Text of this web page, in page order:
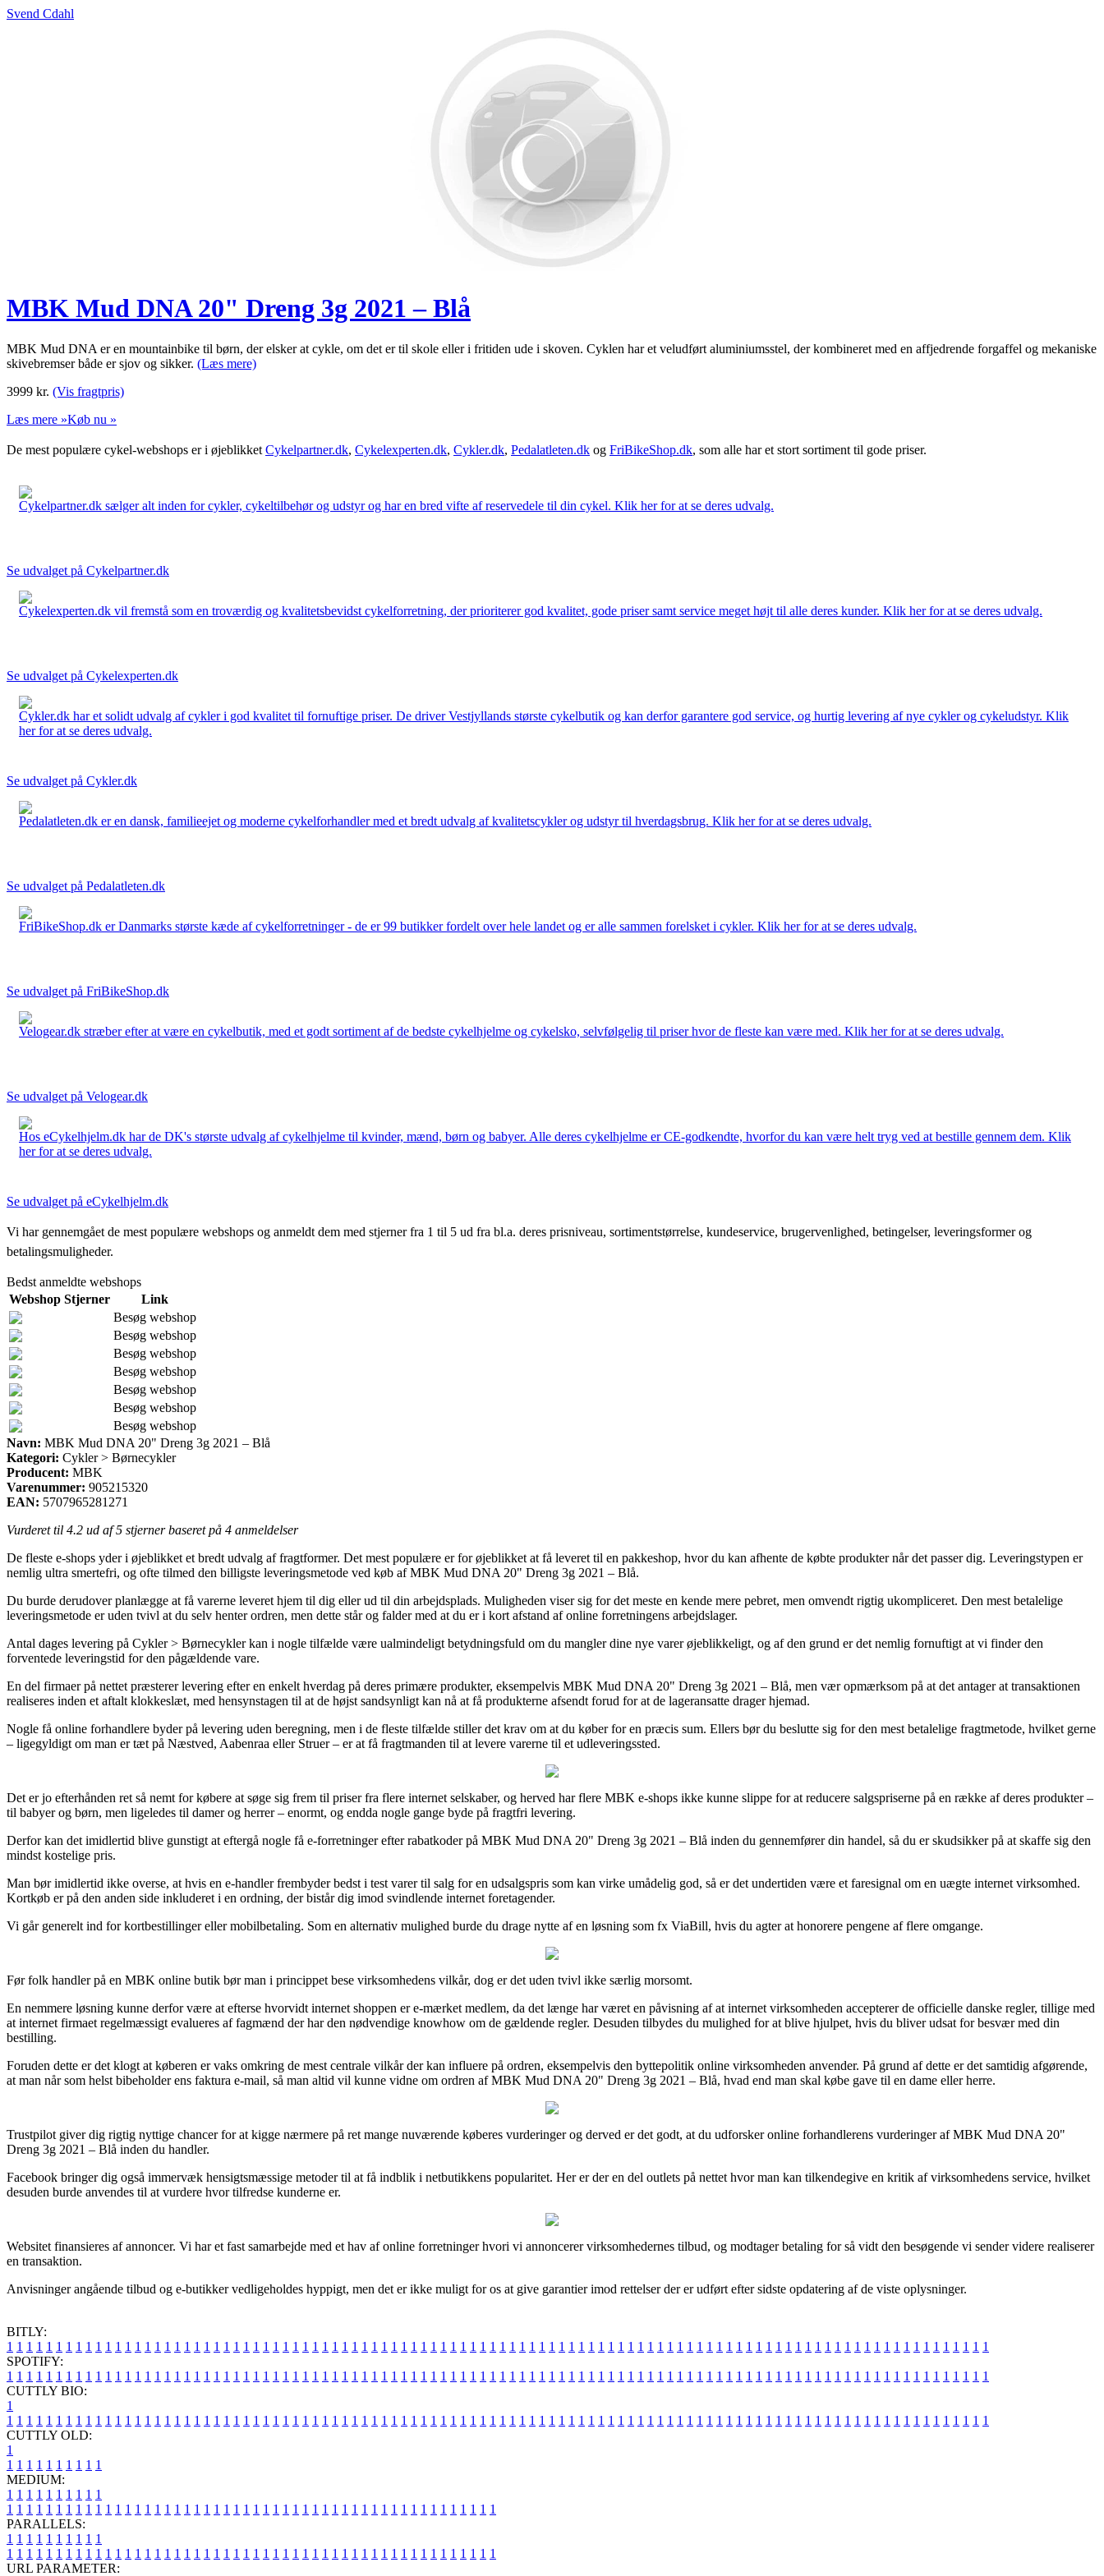
Svend Cdahl
MBK Mud DNA 20" Dreng 3g 2021 – Blå
MBK Mud DNA er en mountainbike til børn, der elsker at cykle, om det er til skole eller i fritiden ude i skoven. Cyklen har et veludført aluminiumsstel, der kombineret med en affjedrende forgaffel og mekaniske
skivebremser både er sjov og sikker. (Læs mere)
3999 kr. (Vis fragtpris)
Læs mere »Køb nu »
De mest populære cykel-webshops er i øjeblikket Cykelpartner.dk, Cykelexperten.dk, Cykler.dk, Pedalatleten.dk og FriBikeShop.dk, som alle har et stort sortiment til gode priser.
Cykelpartner.dk sælger alt inden for cykler, cykeltilbehør og udstyr og har en bred vifte af reservedele til din cykel. Klik her for at se deres udvalg.
Se udvalget på Cykelpartner.dk
Cykelexperten.dk vil fremstå som en troværdig og kvalitetsbevidst cykelforretning, der prioriterer god kvalitet, gode priser samt service meget højt til alle deres kunder. Klik her for at se deres udvalg.
Se udvalget på Cykelexperten.dk
Cykler.dk har et solidt udvalg af cykler i god kvalitet til fornuftige priser. De driver Vestjyllands største cykelbutik og kan derfor garantere god service, og hurtig levering af nye cykler og cykeludstyr. Klik
her for at se deres udvalg.
Se udvalget på Cykler.dk
Pedalatleten.dk er en dansk, familieejet og moderne cykelforhandler med et bredt udvalg af kvalitetscykler og udstyr til hverdagsbrug. Klik her for at se deres udvalg.
Se udvalget på Pedalatleten.dk
FriBikeShop.dk er Danmarks største kæde af cykelforretninger - de er 99 butikker fordelt over hele landet og er alle sammen forelsket i cykler. Klik her for at se deres udvalg.
Se udvalget på FriBikeShop.dk
Velogear.dk stræber efter at være en cykelbutik, med et godt sortiment af de bedste cykelhjelme og cykelsko, selvfølgelig til priser hvor de fleste kan være med. Klik her for at se deres udvalg.
Se udvalget på Velogear.dk
Hos eCykelhjelm.dk har de DK's største udvalg af cykelhjelme til kvinder, mænd, børn og babyer. Alle deres cykelhjelme er CE-godkendte, hvorfor du kan være helt tryg ved at bestille gennem dem. Klik
her for at se deres udvalg.
Se udvalget på eCykelhjelm.dk
Vi har gennemgået de mest populære webshops og anmeldt dem med stjerner fra 1 til 5 ud fra bl.a. deres prisniveau, sortimentstørrelse, kundeservice, brugervenlighed, betingelser, leveringsformer og
betalingsmuligheder.
Bedst anmeldte webshops
Webshop Stjerner
Link
Besøg webshop
Besøg webshop
Besøg webshop
Besøg webshop
Besøg webshop
Besøg webshop
Besøg webshop
Navn: MBK Mud DNA 20" Dreng 3g 2021 – Blå
Kategori: Cykler > Børnecykler
Producent: MBK
Varenummer: 905215320
EAN: 5707965281271
Vurderet til 4.2 ud af 5 stjerner baseret på 4 anmeldelser
De fleste e-shops yder i øjeblikket et bredt udvalg af fragtformer. Det mest populære er for øjeblikket at få leveret til en pakkeshop, hvor du kan afhente de købte produkter når det passer dig. Leveringstypen er
nemlig ultra smertefri, og ofte tilmed den billigste leveringsmetode ved køb af MBK Mud DNA 20" Dreng 3g 2021 – Blå.
Du burde derudover planlægge at få varerne leveret hjem til dig eller ud til din arbejdsplads. Muligheden viser sig for det meste en kende mere pebret, men omvendt rigtig ukompliceret. Den mest betalelige
leveringsmetode er uden tvivl at du selv henter ordren, men dette står og falder med at du er i kort afstand af online forretningens arbejdslager.
Antal dages levering på Cykler > Børnecykler kan i nogle tilfælde være ualmindeligt betydningsfuld om du mangler dine nye varer øjeblikkeligt, og af den grund er det nemlig fornuftigt at vi finder den
forventede leveringstid for den pågældende vare.
En del firmaer på nettet præsterer levering efter en enkelt hverdag på deres primære produkter, eksempelvis MBK Mud DNA 20" Dreng 3g 2021 – Blå, men vær opmærksom på at det antager at transaktionen
realiseres inden et aftalt klokkeslæt, med hensynstagen til at de højst sandsynligt kan nå at få produkterne afsendt forud for at de lageransatte drager hjemad.
Nogle få online forhandlere byder på levering uden beregning, men i de fleste tilfælde stiller det krav om at du køber for en præcis sum. Ellers bør du beslutte sig for den mest betalelige fragtmetode, hvilket gerne
– ligegyldigt om man er tæt på Næstved, Aabenraa eller Struer – er at få fragtmanden til at levere varerne til et udleveringssted.
Det er jo efterhånden ret så nemt for købere at søge sig frem til priser fra flere internet selskaber, og herved har flere MBK e-shops ikke kunne slippe for at reducere salgspriserne på en række af deres produkter –
til babyer og børn, men ligeledes til damer og herrer – enormt, og endda nogle gange byde på fragtfri levering.
Derfor kan det imidlertid blive gunstigt at eftergå nogle få e-forretninger efter rabatkoder på MBK Mud DNA 20" Dreng 3g 2021 – Blå inden du gennemfører din handel, så du er skudsikker på at skaffe sig den
mindst kostelige pris.
Man bør imidlertid ikke overse, at hvis en e-handler frembyder bedst i test varer til salg for en udsalgspris som kan virke umådelig god, så er det undertiden være et faresignal om en uægte internet virksomhed.
Kortkøb er på den anden side inkluderet i en ordning, der bistår dig imod svindlende internet foretagender.
Vi går generelt ind for kortbestillinger eller mobilbetaling. Som en alternativ mulighed burde du drage nytte af en løsning som fx ViaBill, hvis du agter at honorere pengene af flere omgange.
Før folk handler på en MBK online butik bør man i princippet bese virksomhedens vilkår, dog er det uden tvivl ikke særlig morsomt.
En nemmere løsning kunne derfor være at efterse hvorvidt internet shoppen er e-mærket medlem, da det længe har været en påvisning af at internet virksomheden accepterer de officielle danske regler, tillige med
at internet firmaet regelmæssigt evalueres af fagmænd der har den nødvendige knowhow om de gældende regler. Desuden tilbydes du mulighed for at blive hjulpet, hvis du bliver udsat for besvær med din
bestilling.
Foruden dette er det klogt at køberen er vaks omkring de mest centrale vilkår der kan influere på ordren, eksempelvis den byttepolitik online virksomheden anvender. På grund af dette er det samtidig afgørende,
at man når som helst bibeholder ens faktura e-mail, så man altid vil kunne vidne om ordren af MBK Mud DNA 20" Dreng 3g 2021 – Blå, hvad end man skal købe gave til en dame eller herre.
Trustpilot giver dig rigtig nyttige chancer for at kigge nærmere på ret mange nuværende køberes vurderinger og derved er det godt, at du udforsker online forhandlerens vurderinger af MBK Mud DNA 20"
Dreng 3g 2021 – Blå inden du handler.
Facebook bringer dig også immervæk hensigtsmæssige metoder til at få indblik i netbutikkens popularitet. Her er der en del outlets på nettet hvor man kan tilkendegive en kritik af virksomhedens service, hvilket
desuden burde anvendes til at vurdere hvor tilfredse kunderne er.
Websitet finansieres af annoncer. Vi har et fast samarbejde med et hav af online forretninger hvori vi annoncerer virksomhedernes tilbud, og modtager betaling for så vidt den besøgende vi sender videre realiserer
en transaktion.
Anvisninger angående tilbud og e-butikker vedligeholdes hyppigt, men det er ikke muligt for os at give garantier imod rettelser der er udført efter sidste opdatering af de viste oplysninger.
BITLY:
1 1 1 1 1 1 1 1 1 1 1 1 1 1 1 1 1 1 1 1 1 1 1 1 1 1 1 1 1 1 1 1 1 1 1 1 1 1 1 1 1 1 1 1 1 1 1 1 1 1 1 1 1 1 1 1 1 1 1 1 1 1 1 1 1 1 1 1 1 1 1 1 1 1 1 1 1 1 1 1 1 1 1 1 1 1 1 1 1 1 1 1 1 1 1 1 1 1 1 1
SPOTIFY:
1 1 1 1 1 1 1 1 1 1 1 1 1 1 1 1 1 1 1 1 1 1 1 1 1 1 1 1 1 1 1 1 1 1 1 1 1 1 1 1 1 1 1 1 1 1 1 1 1 1 1 1 1 1 1 1 1 1 1 1 1 1 1 1 1 1 1 1 1 1 1 1 1 1 1 1 1 1 1 1 1 1 1 1 1 1 1 1 1 1 1 1 1 1 1 1 1 1 1 1
CUTTLY BIO:
1
1 1 1 1 1 1 1 1 1 1 1 1 1 1 1 1 1 1 1 1 1 1 1 1 1 1 1 1 1 1 1 1 1 1 1 1 1 1 1 1 1 1 1 1 1 1 1 1 1 1 1 1 1 1 1 1 1 1 1 1 1 1 1 1 1 1 1 1 1 1 1 1 1 1 1 1 1 1 1 1 1 1 1 1 1 1 1 1 1 1 1 1 1 1 1 1 1 1 1 1
CUTTLY OLD:
1
1 1 1 1 1 1 1 1 1 1
MEDIUM:
1 1 1 1 1 1 1 1 1 1
1 1 1 1 1 1 1 1 1 1 1 1 1 1 1 1 1 1 1 1 1 1 1 1 1 1 1 1 1 1 1 1 1 1 1 1 1 1 1 1 1 1 1 1 1 1 1 1 1 1
PARALLELS:
1 1 1 1 1 1 1 1 1 1
1 1 1 1 1 1 1 1 1 1 1 1 1 1 1 1 1 1 1 1 1 1 1 1 1 1 1 1 1 1 1 1 1 1 1 1 1 1 1 1 1 1 1 1 1 1 1 1 1 1
URL PARAMETER: